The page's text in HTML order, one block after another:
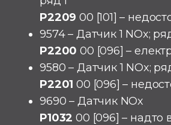
P2209 00 [101] –
9574 – Датчик 1 NOx;
P2200 00 [096] –
9580 – Датчик 1 NOx;
P2201 00 [096] –
9690 – Датчик NOx
P1032 00 [096] – надто